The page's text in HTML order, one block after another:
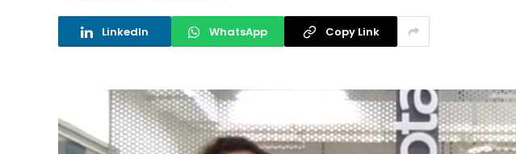
LinkedIn WhatsApp Copy Link